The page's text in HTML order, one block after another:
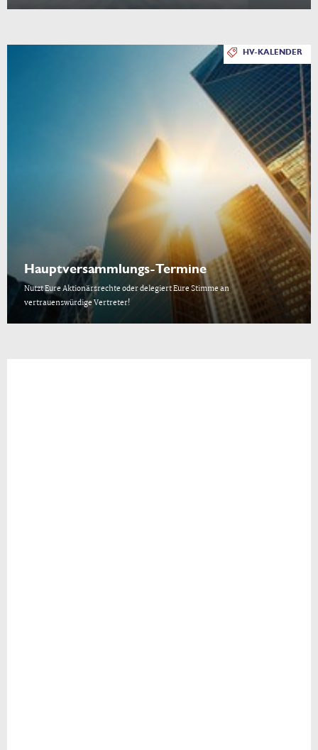
HV-KALENDER
Hauptversammlungs-Termine
Nutzt Eure Aktionärsrechte oder delegiert Eure Stimme an
vertrauenswürdige Vertreter!